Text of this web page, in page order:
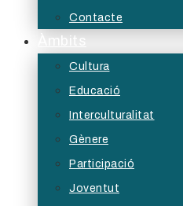
Contacte
Àmbits
Cultura
Educació
Interculturalitat
Gènere
Participació
Joventut